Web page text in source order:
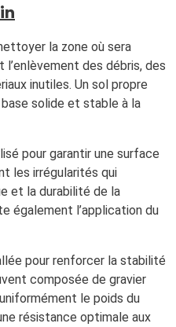
la zone où sera
des débris, des
inutiles. Un sol propre
solide et stable à la
pour garantir une surface
les irrégularités qui
et la durabilité de la
également l’application du
pour renforcer la stabilité
composée de gravier
le poids du
résistance optimale aux